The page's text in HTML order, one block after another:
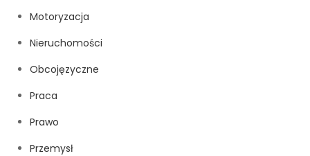
Motoryzacja
Nieruchomości
Obcojęzyczne
Praca
Prawo
Przemysł